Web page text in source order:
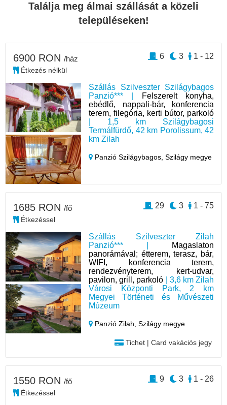
Találja meg álmai szállását a közeli
településeken!
Szállás Szilveszter Szilágybagos
Panzió*** |
Felszerelt konyha,
ebédlő, nappali-bár, konferencia
terem, filegória, kerti bútor, parkoló
| 1,5 km Szilágybagosi
Termálfürdő, 42 km Porolissum, 42
km Zilah
Panzió Szilágybagos,Szilágy megye
6900 RON /ház
Étkezés nélkül
1 - 12
3
6
Szállás Szilveszter Zilah
Panzió*** |
Magaslaton
panorámával; étterem, terasz, bár,
WIFI, konferencia terem,
rendezvényterem, kert-udvar,
pavilon, grill, parkoló | 3,6 km Zilah
Városi Központi Park, 2 km
Megyei Történeti és Művészeti
Múzeum
Panzió Zilah,Szilágy megye
Tichet | Card vakációs jegy
1685 RON /fő
Étkezéssel
1 - 75
3
29
1550 RON /fő
Étkezéssel
1 - 26
3
9